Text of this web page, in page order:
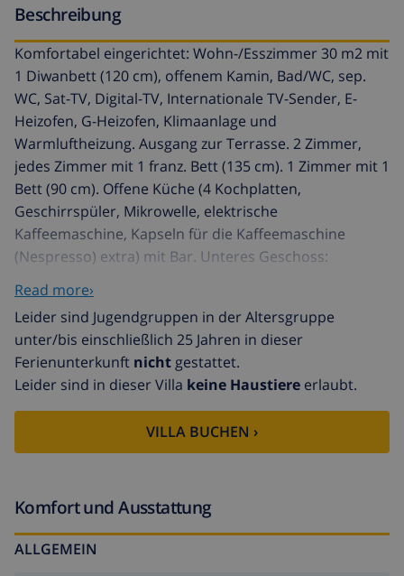
Beschreibung
Komfortabel eingerichtet: Wohn-/Esszimmer 30 m2 mit
1 Diwanbett (120 cm), offenem Kamin, Bad/WC, sep.
WC, Sat-TV, Digital-TV, Internationale TV-Sender, E-
Heizofen, G-Heizofen, Klimaanlage und
Warmluftheizung. Ausgang zur Terrasse. 2 Zimmer,
jedes Zimmer mit 1 franz. Bett (135 cm). 1 Zimmer mit 1
Bett (90 cm). Offene Küche (4 Kochplatten,
Geschirrspüler, Mikrowelle, elektrische
Kaffeemaschine, Kapseln für die Kaffeemaschine
(Nespresso) extra) mit Bar. Unteres Geschoss:
cm mit Digital-TV. 1 Zimmer mit 1 franz. Bett (135 cm).
Dusche/WC. Terrasse 30 m2, Terrasse 20 m2, Rasen.
Terrassenmöbel, Liegestühle (5). Herrliche Sicht auf
das Meer und die Landschaft. Zur Verfügung:
Waschmaschine, Safe, Bügeleisen, Haartrockner.
Internet (WLAN). Parkplatz, Garage. Geeignet für
Familien. Kostenloses WLAN auf 2 Geräte beschränkt.
Eine Klimaanlage mit Warmluftheizung befindet sich
Schwimmbecken befindet sich auf einem 400 m2
Reg. Nr.:
Read more›
Leider sind Jugendgruppen in der Altersgruppe
unter/bis einschließlich 25 Jahren in dieser
Ferienunterkunft nicht gestattet.
Leider sind in dieser Villa keine Haustiere erlaubt.
VILLA BUCHEN ›
Komfort und Ausstattung
ALLGEMEIN